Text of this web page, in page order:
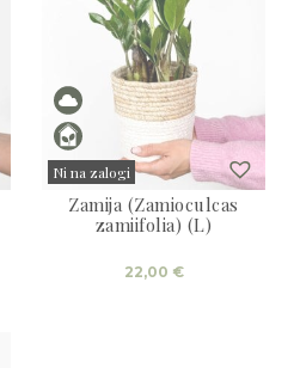
Ni na zalogi
Sold
Zamija (Zamioculcas
zamiifolia) (L)
22,00 €